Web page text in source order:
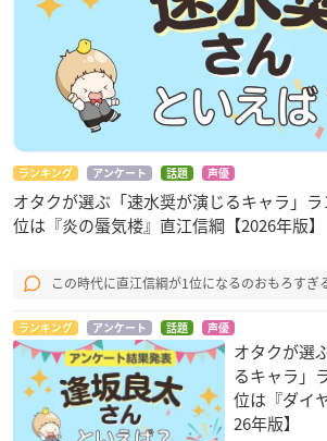
ランキング アンケート 話題 声優
オタクが選ぶ「速水奨が演じるキャラ」
位は『炎の蜃気楼』直江信綱【2026年版】
この時代に直江信綱が1位になるのおもろすぎ
ランキング アンケート 話題 声優
オタクが選
るキャラ」
位は『ダイ
26年版】